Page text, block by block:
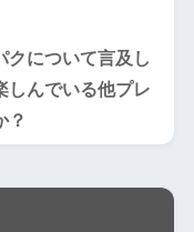
クについて言及し
しんでいる他プレ
？